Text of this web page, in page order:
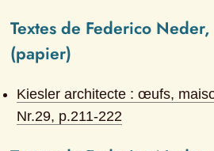
Textes de Federico
(papier)
Kiesler architecte : œufs,
Nr.29, p.211-222